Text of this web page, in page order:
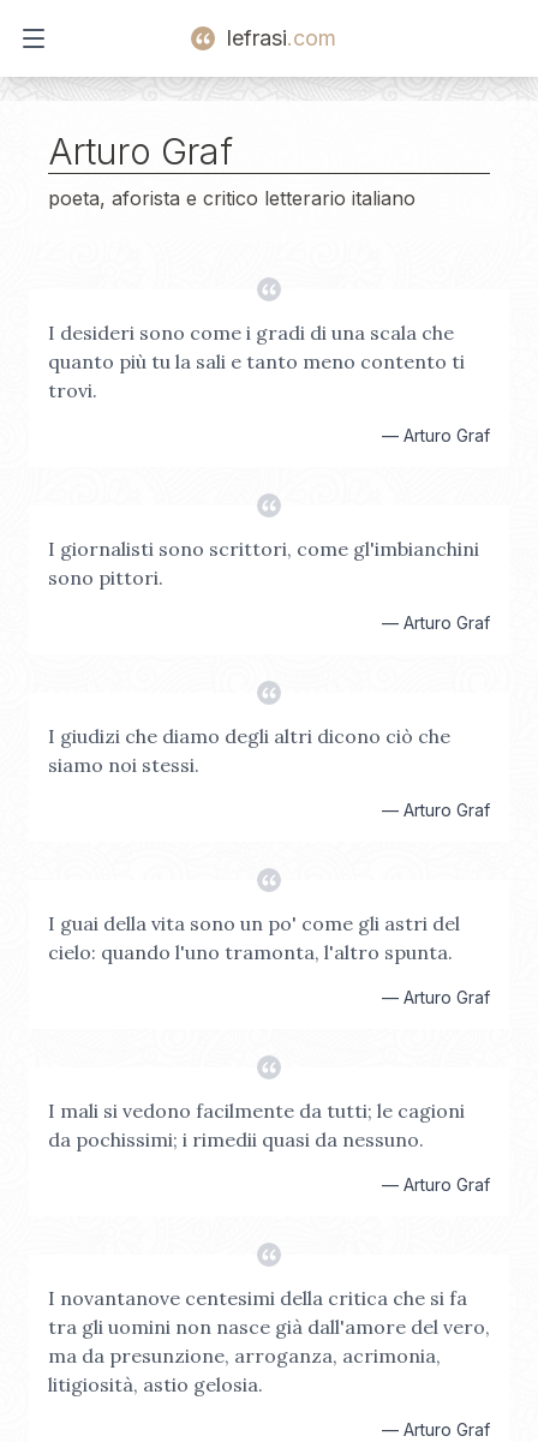
Open main menu
lefrasi.com
Arturo Graf
poeta, aforista e critico letterario italiano
I desideri sono come i gradi di una scala che
quanto più tu la sali e tanto meno contento ti
trovi.
— Arturo Graf
I giornalisti sono scrittori, come gl'imbianchini
sono pittori.
— Arturo Graf
I giudizi che diamo degli altri dicono ciò che
siamo noi stessi.
— Arturo Graf
I guai della vita sono un po' come gli astri del
cielo: quando l'uno tramonta, l'altro spunta.
— Arturo Graf
I mali si vedono facilmente da tutti; le cagioni
da pochissimi; i rimedii quasi da nessuno.
— Arturo Graf
I novantanove centesimi della critica che si fa
tra gli uomini non nasce già dall'amore del vero,
ma da presunzione, arroganza, acrimonia,
litigiosità, astio gelosia.
— Arturo Graf